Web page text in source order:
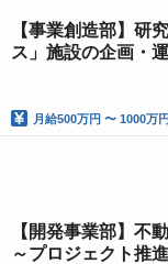
【事業創造部】研
ス」施設の企画・
月給500万円 〜 1000万円
【開発事業部】不
～プロジェクト推進